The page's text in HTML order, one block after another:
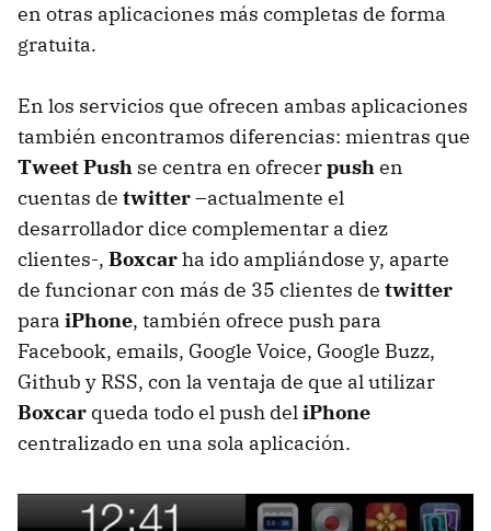
en otras aplicaciones más completas de forma
gratuita.
En los servicios que ofrecen ambas aplicaciones
también encontramos diferencias: mientras que
Tweet Push se centra en ofrecerpushen
cuentas de twitter–actualmente el
desarrollador dice complementar a diez
clientes-, Boxcarha ido ampliándose y, aparte
de funcionar con más de 35 clientes de twitter
para iPhone, también ofrece push para
Facebook, emails, Google Voice, Google Buzz,
Github y RSS, con la ventaja de que al utilizar
Boxcar queda todo el push deliPhone
centralizado en una sola aplicación.